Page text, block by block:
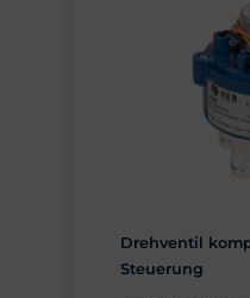
Drehventil
Steuerung